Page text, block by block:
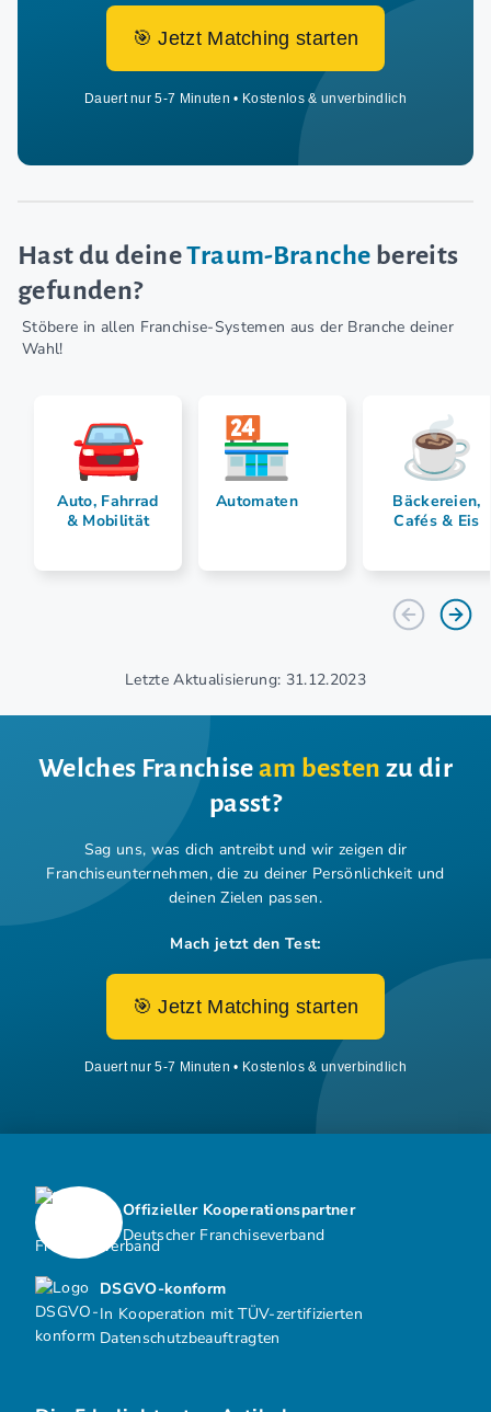
🎯 Jetzt Matching starten
Dauert nur 5-7 Minuten • Kostenlos & unverbindlich
Hast du deineTraum-Branche bereits
gefunden?
Stöbere in allen Franchise-Systemen aus der Branche deiner
Wahl!
Auto, Fahrrad
& Mobilität
Automaten
Bäckereien,
Cafés & Eis
Letzte Aktualisierung: 31.12.2023
Welches Franchiseam besten zu dir
passt?
Sag uns, was dich antreibt und wir zeigen dir
Franchiseunternehmen, die zu deiner Persönlichkeit und
deinen Zielen passen.
Mach jetzt den Test:
🎯 Jetzt Matching starten
Dauert nur 5-7 Minuten • Kostenlos & unverbindlich
DSGVO-konform
In Kooperation mit TÜV-zertifizierten
Datenschutzbeauftragten
Offizieller Kooperationspartner
Deutscher Franchiseverband